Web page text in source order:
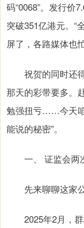
码“0068”。发行价
突破351亿港元。“
屏了，各路媒体也
祝贺的同时还得
那天的彩带要多。
勉强扭亏……今天咱
能说的秘密”。
一、 证监会两次
先来聊聊这家公
2025年2月，群